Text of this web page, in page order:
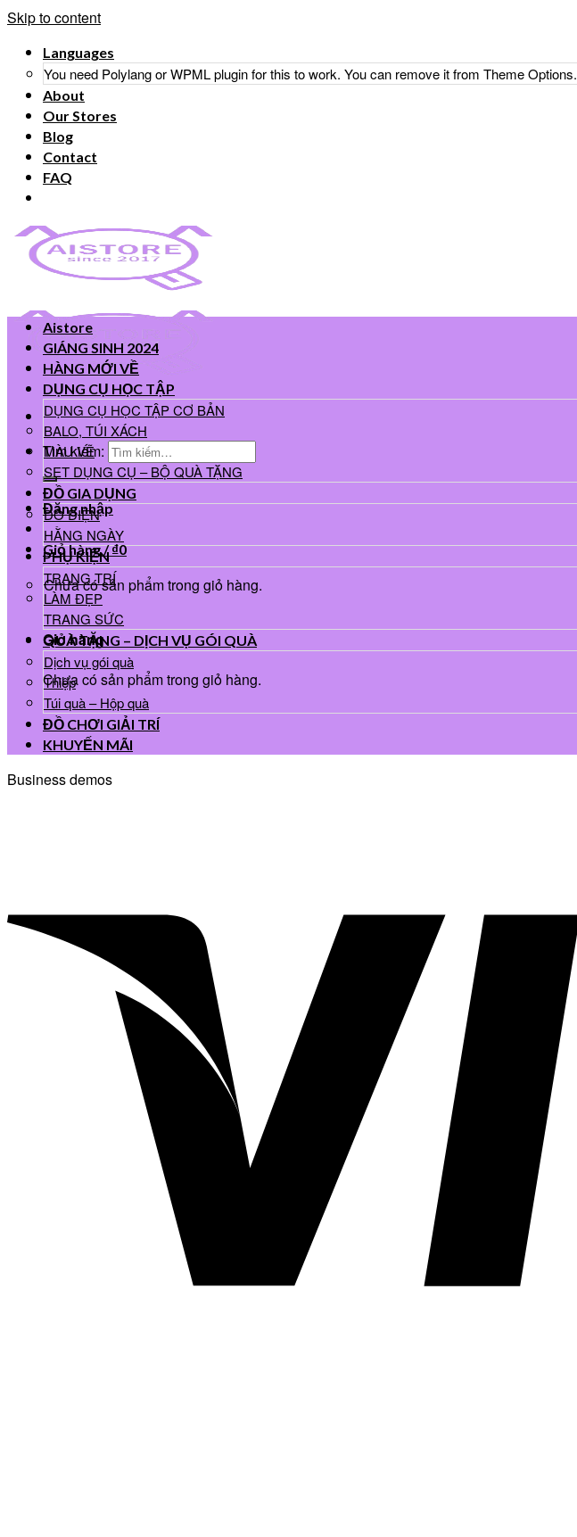
Skip to content
Languages
You need Polylang or WPML plugin for this to work. You can remove it from Theme Options.
About
Our Stores
Blog
Contact
FAQ
Tìm kiếm:
Đăng nhập
Giỏ hàng /₫0
Chưa có sản phẩm trong giỏ hàng.
Giỏ hàng
Chưa có sản phẩm trong giỏ hàng.
Aistore
GIÁNG SINH 2024
HÀNG MỚI VỀ
DỤNG CỤ HỌC TẬP
DỤNG CỤ HỌC TẬP CƠ BẢN
BALO, TÚI XÁCH
MÀU VẼ
SET DỤNG CỤ – BỘ QUÀ TẶNG
ĐỒ GIA DỤNG
ĐỒ ĐIỆN
HẰNG NGÀY
PHỤ KIỆN
TRANG TRÍ
LÀM ĐẸP
TRANG SỨC
QUÀ TẶNG – DỊCH VỤ GÓI QUÀ
Dịch vụ gói quà
Thiệp
Túi quà – Hộp quà
ĐỒ CHƠI GIẢI TRÍ
KHUYẾN MÃI
Business demos